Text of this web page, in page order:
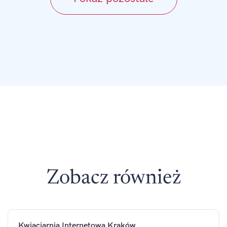
Zobacz również